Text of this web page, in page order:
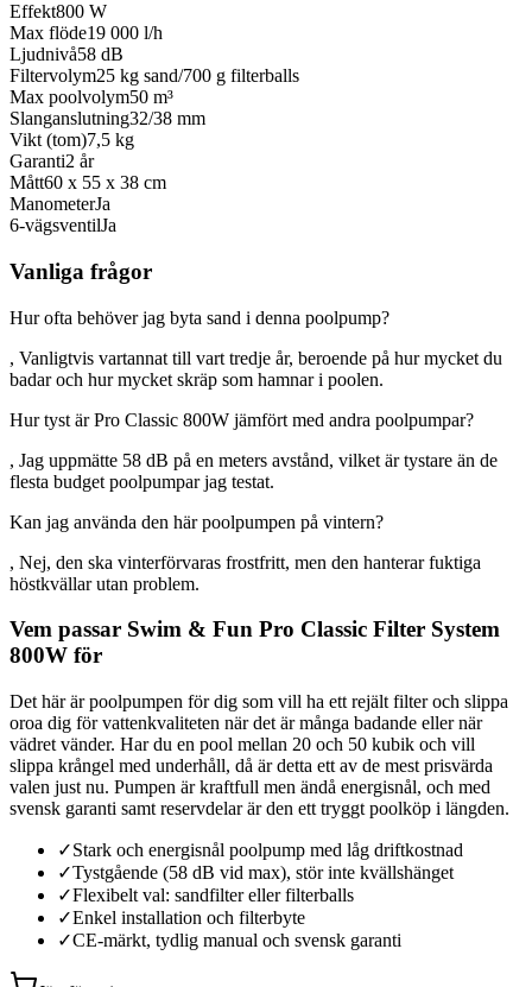
Effekt800 W
Max flöde19 000 l/h
Ljudnivå58 dB
Filtervolym25 kg sand/700 g filterballs
Max poolvolym50 m³
Slanganslutning32/38 mm
Vikt (tom)7,5 kg
Garanti2 år
Mått60 x 55 x 38 cm
ManometerJa
6-vägsventilJa
Vanliga frågor
Hur ofta behöver jag byta sand i denna poolpump?
, Vanligtvis vartannat till vart tredje år, beroende på hur mycket du
badar och hur mycket skräp som hamnar i poolen.
Hur tyst är Pro Classic 800W jämfört med andra poolpumpar?
, Jag uppmätte 58 dB på en meters avstånd, vilket är tystare än de
flesta budget poolpumpar jag testat.
Kan jag använda den här poolpumpen på vintern?
, Nej, den ska vinterförvaras frostfritt, men den hanterar fuktiga
höstkvällar utan problem.
Vem passar Swim & Fun Pro Classic Filter System
800W för
Det här är poolpumpen för dig som vill ha ett rejält filter och slippa
oroa dig för vattenkvaliteten när det är många badande eller när
vädret vänder. Har du en pool mellan 20 och 50 kubik och vill
slippa krångel med underhåll, då är detta ett av de mest prisvärda
valen just nu. Pumpen är kraftfull men ändå energisnål, och med
svensk garanti samt reservdelar är den ett tryggt poolköp i längden.
✓Stark och energisnål poolpump med låg driftkostnad
✓Tystgående (58 dB vid max), stör inte kvällshänget
✓Flexibelt val: sandfilter eller filterballs
✓Enkel installation och filterbyte
✓CE-märkt, tydlig manual och svensk garanti